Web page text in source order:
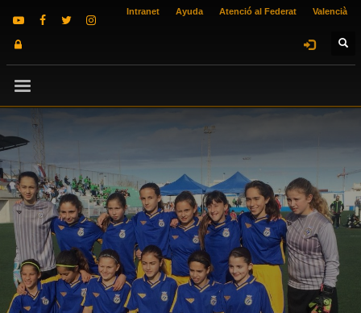
Intranet Ayuda Atenció al Federat Valencià